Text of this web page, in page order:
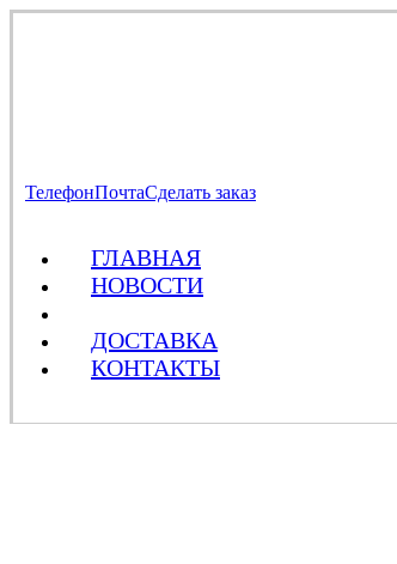
ТелефонПочтаСделать заказ
ГЛАВНАЯ
НОВОСТИ
ДОСТАВКА
КОНТАКТЫ